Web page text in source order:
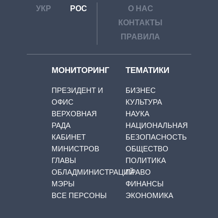
УКР РОС
О НАС
КОНТАКТЫ
ПРАВИЛА
МОНИТОРИНГ
ПРЕЗИДЕНТ И
ОФИС
ВЕРХОВНАЯ
РАДА
КАБИНЕТ
МИНИСТРОВ
ГЛАВЫ
ОБЛАДМИНИСТРАЦИЙ
МЭРЫ
ВСЕ ПЕРСОНЫ
ТЕМАТИКИ
БИЗНЕС
КУЛЬТУРА
НАУКА
НАЦИОНАЛЬНАЯ
БЕЗОПАСНОСТЬ
ОБЩЕСТВО
ПОЛИТИКА
ПРАВО
ФИНАНСЫ
ЭКОНОМИКА